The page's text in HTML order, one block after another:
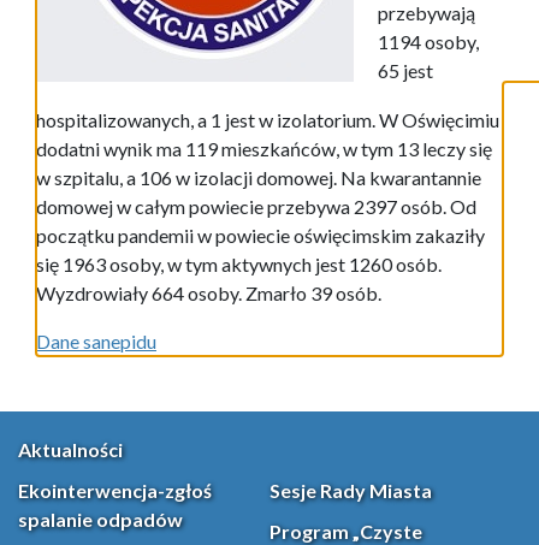
przebywają
1194 osoby,
65 jest
hospitalizowanych, a 1 jest w izolatorium. W Oświęcimiu
dodatni wynik ma 119 mieszkańców, w tym 13 leczy się
w szpitalu, a 106 w izolacji domowej. Na kwarantannie
domowej w całym powiecie przebywa 2397 osób. Od
początku pandemii w powiecie oświęcimskim zakaziły
się 1963 osoby, w tym aktywnych jest 1260 osób.
Wyzdrowiały 664 osoby. Zmarło 39 osób.
Dane sanepidu
Aktualności
Ekointerwencja-zgłoś
spalanie odpadów
Sesje Rady Miasta
Program „Czyste